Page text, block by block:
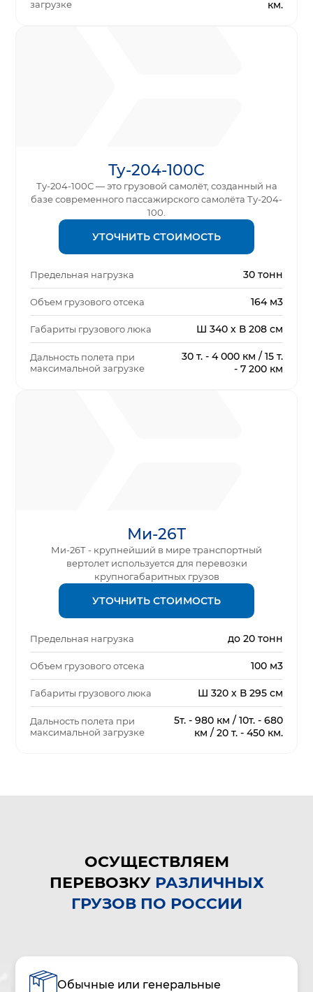
загрузке км.
Ту-204-100С
Ту-204-100С — это грузовой самолёт, созданный на
базе современного пассажирского самолёта Ту-204-
100.
УТОЧНИТЬ СТОИМОСТЬ
Предельная нагрузка 30 тонн
Объем грузового отсека 164 м3
Габариты грузового люка Ш 340 х В 208 см
Дальность полета при
максимальной загрузке
30 т. - 4 000 км / 15 т.
- 7 200 км
Ми-26Т
Ми-26Т - крупнейший в мире транспортный
вертолет используется для перевозки
крупногабаритных грузов
УТОЧНИТЬ СТОИМОСТЬ
Предельная нагрузка до 20 тонн
Объем грузового отсека 100 м3
Габариты грузового люка Ш 320 х В 295 см
Дальность полета при
максимальной загрузке
5т. - 980 км / 10т. - 680
км / 20 т. - 450 км.
ОСУЩЕСТВЛЯЕМ
ПЕРЕВОЗКУРАЗЛИЧНЫХ
ГРУЗОВ ПО РОССИИ
Обычные или генеральные